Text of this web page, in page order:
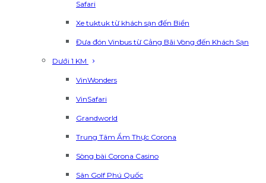
Safari
Xe tuktuk từ khách sạn đến Biển
Đưa đón Vinbus từ Cảng Bãi Vòng đến Khách Sạn
Dưới 1 KM
VinWonders
VinSafari
Grandworld
Trung Tâm Ẩm Thực Corona
Sòng bài Corona Casino
Sân Golf Phú Quốc